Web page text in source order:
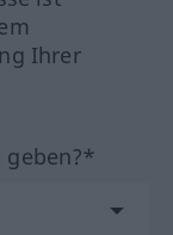
Ihrer
geben?*